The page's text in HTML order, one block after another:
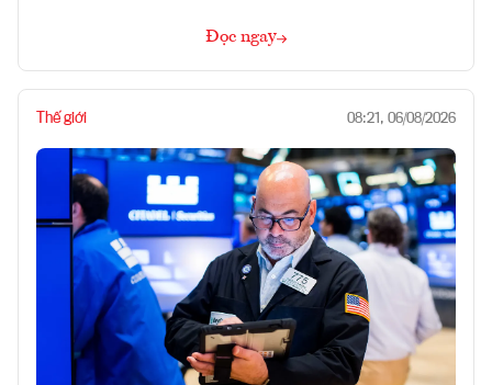
Đọc ngay
Thế giới 08:21, 06/08/2026